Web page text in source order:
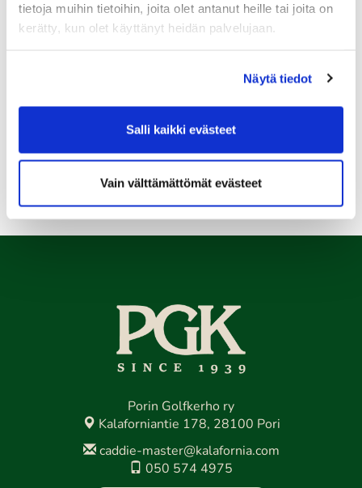
tietoja muihin tietoihin, joita olet antanut heille tai joita on
kerätty, kun olet käyttänyt heidän palvelujaan.
Näytä tiedot
Salli kaikki evästeet
Vain välttämättömät evästeet
Green Card kurssi Ma 10.8. klo 17-21
11.08.
Porin Golfkerho ry
Kalaforniantie 178, 28100 Pori
caddie-master@kalafornia.com
050 574 4975